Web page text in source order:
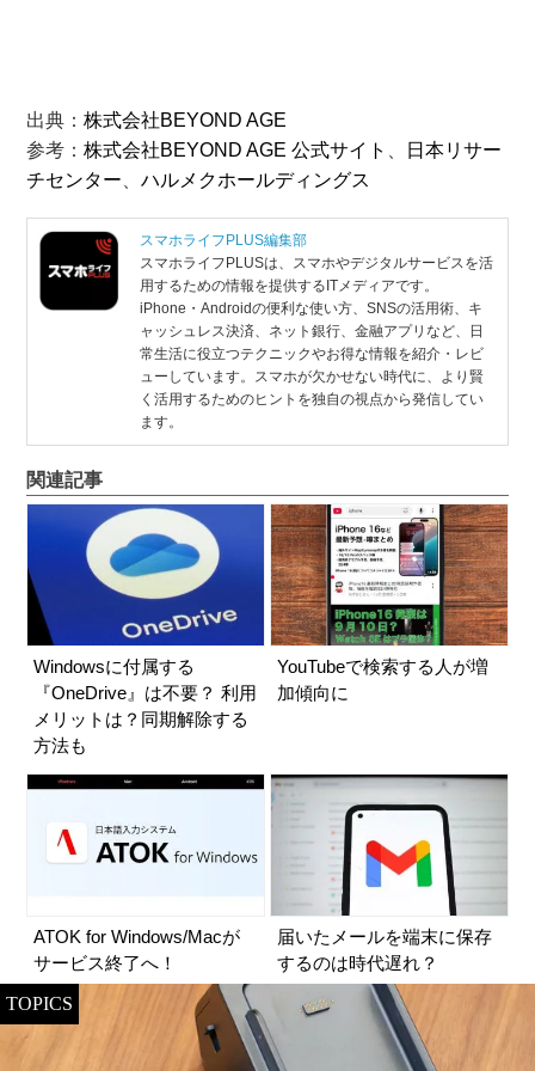
出典：株式会社BEYOND AGE
参考：株式会社BEYOND AGE 公式サイト
日本リサー
チセンター 、ハルメクホールディングス
スマホライフPLUS編集部
スマホライフPLUSは、スマホやデジタルサービスを活
用するための情報を提供するITメディアです。
iPhone・Androidの便利な使い方、SNSの活用術、キ
ャッシュレス決済、ネット銀行、金融アプリなど、日
常生活に役立つテクニックやお得な情報を紹介・レビ
ューしています。スマホが欠かせない時代に、より賢
く活用するためのヒントを独自の視点から発信してい
ます。
関連記事
Windowsに付属する
『OneDrive』は不要？ 利用
メリットは？同期解除する
方法も
YouTubeで検索する人が増
加傾向に
ATOK for Windows/Macが
サービス終了へ！
届いたメールを端末に保存
するのは時代遅れ？
TOPICS